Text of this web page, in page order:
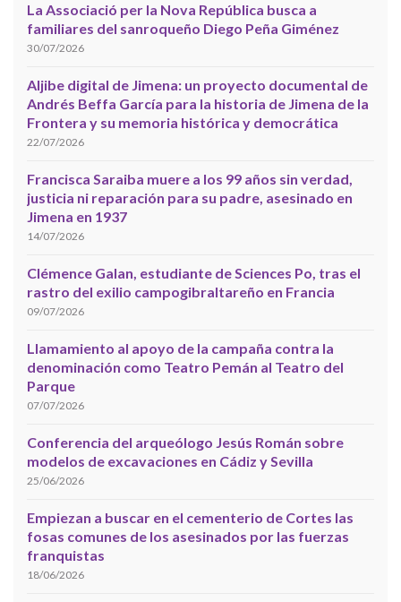
La Associació per la Nova República busca a
familiares del sanroqueño Diego Peña Giménez
30/07/2026
Aljibe digital de Jimena: un proyecto documental de
Andrés Beffa García para la historia de Jimena de la
Frontera y su memoria histórica y democrática
22/07/2026
Francisca Saraiba muere a los 99 años sin verdad,
justicia ni reparación para su padre, asesinado en
Jimena en 1937
14/07/2026
Clémence Galan, estudiante de Sciences Po, tras el
rastro del exilio campogibraltareño en Francia
09/07/2026
Llamamiento al apoyo de la campaña contra la
denominación como Teatro Pemán al Teatro del
Parque
07/07/2026
Conferencia del arqueólogo Jesús Román sobre
modelos de excavaciones en Cádiz y Sevilla
25/06/2026
Empiezan a buscar en el cementerio de Cortes las
fosas comunes de los asesinados por las fuerzas
franquistas
18/06/2026